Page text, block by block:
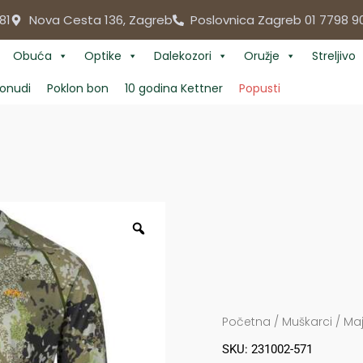
Nova Cesta 136, Zagreb Poslovnica Zagreb 01 7798
Obuća Optike Dalekozori Oružje Streljivo
Poklon bon 10 godina Kettner Popusti
Početna / Muškarci /
SKU: 231002-571